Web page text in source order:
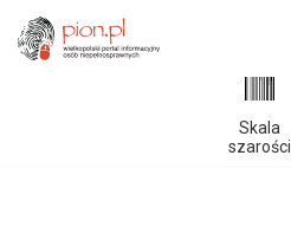
Skala
szarości
Przejdź